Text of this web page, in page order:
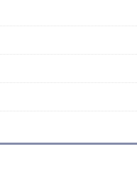
人
恨み
超激戦
リー(
】 ※発動条件あり
スキル(4)】